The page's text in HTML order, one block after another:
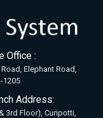
Office :
Elephant Road,
1205
Address:
3rd Floor), Curipotti,